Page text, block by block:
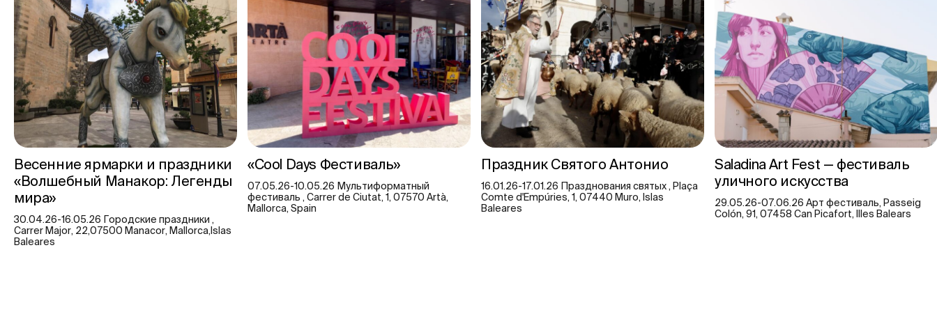
Весенние ярмарки и праздники
«Волшебный Манакор: Легенды
мира»
30.04.26-16.05.26 Городские праздники ,
Carrer Major, 22,07500 Manacor, Mallorca,Islas
Baleares
«Cool Days Фестиваль»
07.05.26-10.05.26 Мультиформатный
фестиваль , Carrer de Ciutat, 1, 07570 Artà,
Mallorca, Spain
Праздник Святого Антонио
16.01.26-17.01.26 Празднования святых , Plaça
Comte d'Empúries, 1, 07440 Muro, Islas
Baleares
Saladina Art Fest — фестиваль
уличного искусства
29.05.26-07.06.26 Арт фестиваль, Passeig
Colón, 91, 07458 Can Picafort, Illes Balears